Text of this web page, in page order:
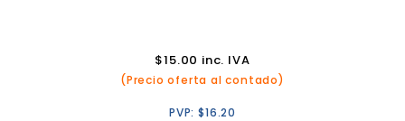
$15.00 inc. IVA
(Precio oferta al contado)
PVP:$16.20